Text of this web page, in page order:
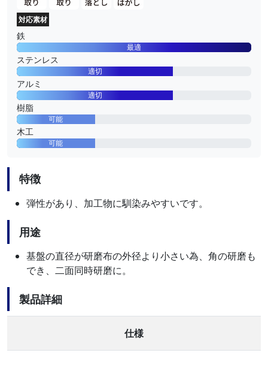
対応素材
鉄
最適
ステンレス
適切
アルミ
適切
樹脂
可能
木工
可能
特徴
弾性があり、加工物に馴染みやすいです。
用途
基盤の直径が研磨布の外径より小さい為、角の研磨も
でき、二面同時研磨に。
製品詳細
仕様